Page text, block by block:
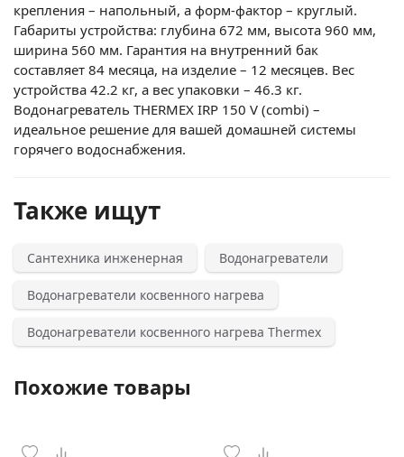
крепления – напольный, а форм-фактор – круглый.
Габариты устройства: глубина 672 мм, высота 960 мм,
ширина 560 мм. Гарантия на внутренний бак
составляет 84 месяца, на изделие – 12 месяцев. Вес
устройства 42.2 кг, а вес упаковки – 46.3 кг.
Водонагреватель THERMEX IRP 150 V (combi) –
идеальное решение для вашей домашней системы
горячего водоснабжения.
Также ищут
Сантехника инженерная Водонагреватели
Водонагреватели косвенного нагрева
Водонагреватели косвенного нагрева Thermex
Похожие товары